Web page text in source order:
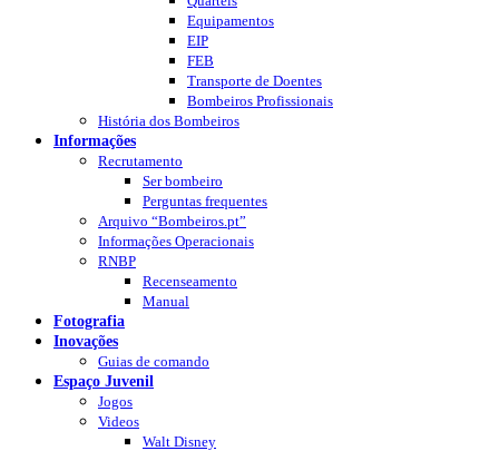
Equipamentos
EIP
FEB
Transporte de Doentes
Bombeiros Profissionais
História dos Bombeiros
Informações
Recrutamento
Ser bombeiro
Perguntas frequentes
Arquivo “Bombeiros.pt”
Informações Operacionais
RNBP
Recenseamento
Manual
Fotografia
Inovações
Guias de comando
Espaço Juvenil
Jogos
Videos
Walt Disney